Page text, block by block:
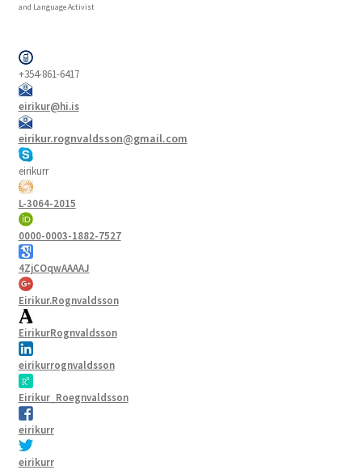
and Language Activist
+354-861-6417
eirikur@hi.is
eirikur.rognvaldsson@gmail.com
eirikurr
L-3064-2015
0000-0003-1882-7527
4ZjCOqwAAAAJ
Eirikur.Rognvaldsson
EirikurRognvaldsson
eirikurrognvaldsson
Eirikur_Roegnvaldsson
eirikurr
eirikurr